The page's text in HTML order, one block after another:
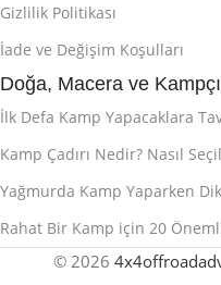
Gizlilik Politikası
İade ve Değişim Koşulları
Doğa, Macera ve
İlk Defa Kamp Yapacaklara
Kamp Çadırı Nedir? Nasıl
Yağmurda Kamp Yaparken
Rahat Bir Kamp için 20
© 2026